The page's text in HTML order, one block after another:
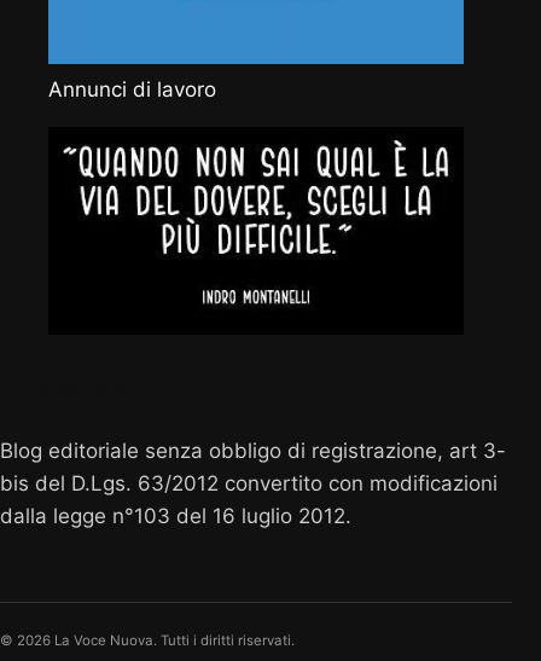
Annunci di lavoro
Blog editoriale senza obbligo di registrazione, art 3-
bis del D.Lgs. 63/2012 convertito con modificazioni
dalla legge n°103 del 16 luglio 2012.
© 2026 La Voce Nuova. Tutti i diritti riservati.